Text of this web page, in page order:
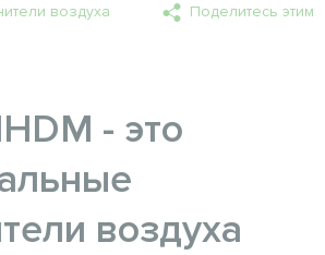
воздуха Поделитесь этим
- это
воздуха